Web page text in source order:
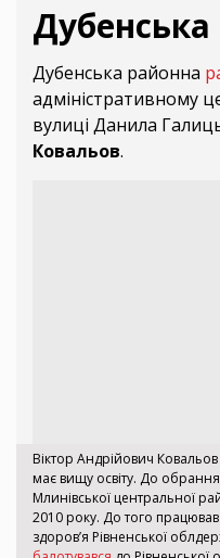
Дубенська районна
адміністративному
вулиці Данила
Ковальов.
Віктор Андрійович
має вищу освіту. До
Млинівської центральної
2010 року. До того
здоров’я Рівненської